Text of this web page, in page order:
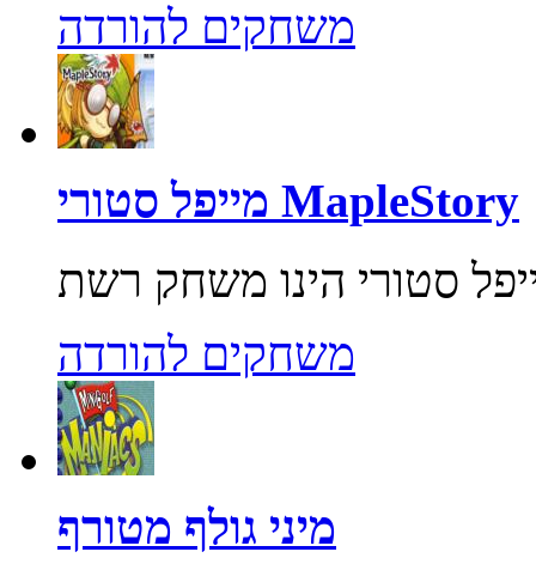
משחקים להורדה
מייפל סטורי MapleStory
משחקים להורדה
מיני גולף מטורף